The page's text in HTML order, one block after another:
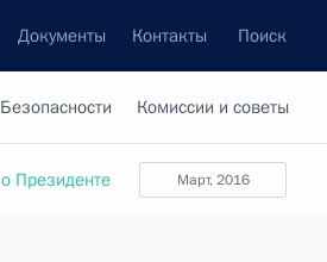
Документы Контакты Поиск
Комиссии и советы
март, 2016
Президенте